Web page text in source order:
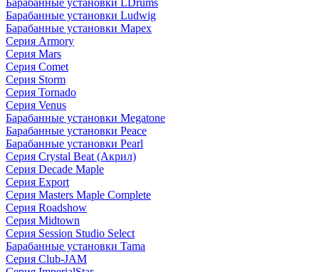
Барабанные установки LDrums
Барабанные установки Ludwig
Барабанные установки Mapex
Серия Armory
Серия Mars
Серия Comet
Серия Storm
Серия Tornado
Серия Venus
Барабанные установки Megatone
Барабанные установки Peace
Барабанные установки Pearl
Серия Crystal Beat (Акрил)
Серия Decade Maple
Серия Export
Серия Masters Maple Complete
Серия Roadshow
Серия Midtown
Серия Session Studio Select
Барабанные установки Tama
Серия Club-JAM